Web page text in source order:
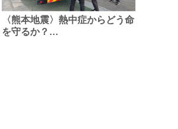
〈熊本地震〉熱中症からどう命
を守るか？…